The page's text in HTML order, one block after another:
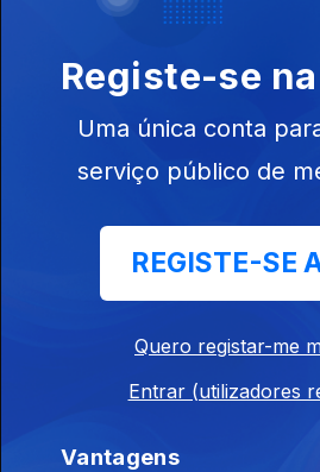
12h30 Chaloupek "é bom
18h30 PJ investiga
12h30 PJ já em campo no
Registe-se na
Uma única conta
serviço público de
REGISTE-SE
Quero registar-me
Entrar (utilizadores
Vantagens